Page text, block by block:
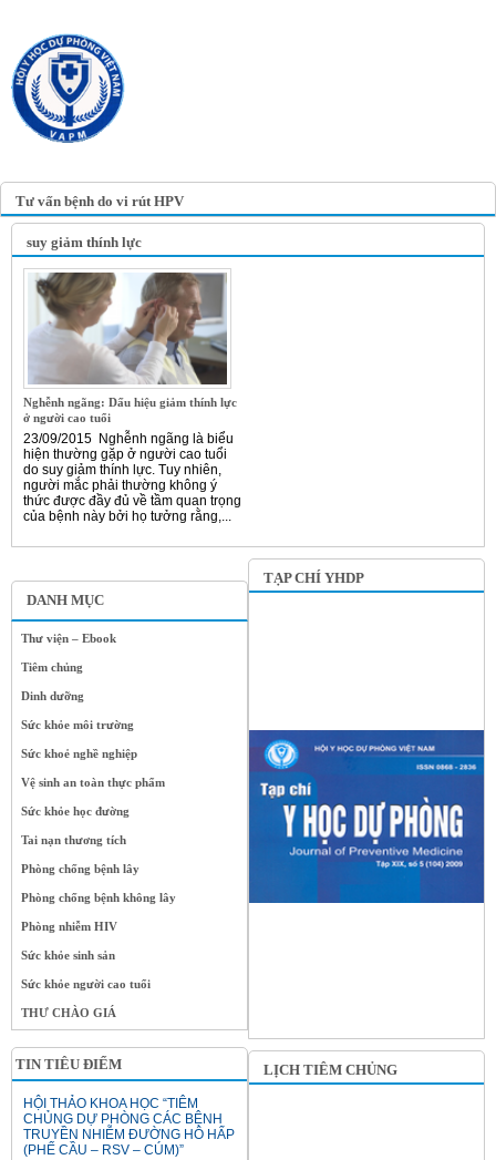
Tư vấn bệnh do vi rút HPV
DANH MỤC
Thư viện – Ebook
Tiêm chủng
Dinh dưỡng
Sức khỏe môi trường
Sức khoẻ nghề nghiệp
Vệ sinh an toàn thực phẩm
Sức khỏe học đường
Tai nạn thương tích
Phòng chống bệnh lây
Phòng chống bệnh không lây
Phòng nhiễm HIV
Sức khỏe sinh sản
Sức khỏe người cao tuổi
THƯ CHÀO GIÁ
TIN TIÊU ĐIỂM
HỘI THẢO KHOA HỌC “TIÊM
CHỦNG DỰ PHÒNG CÁC BỆNH
TRUYỀN NHIỄM ĐƯỜNG HÔ HẤP
(PHẾ CẦU – RSV – CÚM)”
suy giảm thính lực
Nghễnh ngãng: Dấu hiệu giảm thính lực
ở người cao tuổi
23/09/2015 Nghễnh ngãng là biểu
hiện thường gặp ở người cao tuổi
do suy giảm thính lực. Tuy nhiên,
người mắc phải thường không ý
thức được đầy đủ về tầm quan trọng
của bệnh này bởi họ tưởng rằng,...
TẠP CHÍ YHDP
LỊCH TIÊM CHỦNG